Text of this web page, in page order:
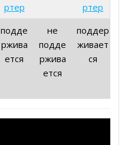
ртер
ртер
подде
ржива
ется
не
подде
ржива
ется
поддер
живает
ся